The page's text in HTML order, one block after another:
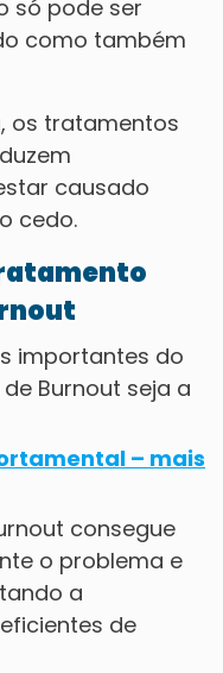
só pode ser
como também
os tratamentos
causado
cedo.
importantes do
Burnout seja a
– mais
consegue
o problema e
a
de